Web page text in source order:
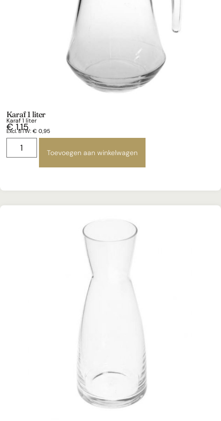
Karaf 1 liter
Karaf 1 liter
€1,15
Excl. BTW: € 0,95
Toevoegen aan winkelwagen